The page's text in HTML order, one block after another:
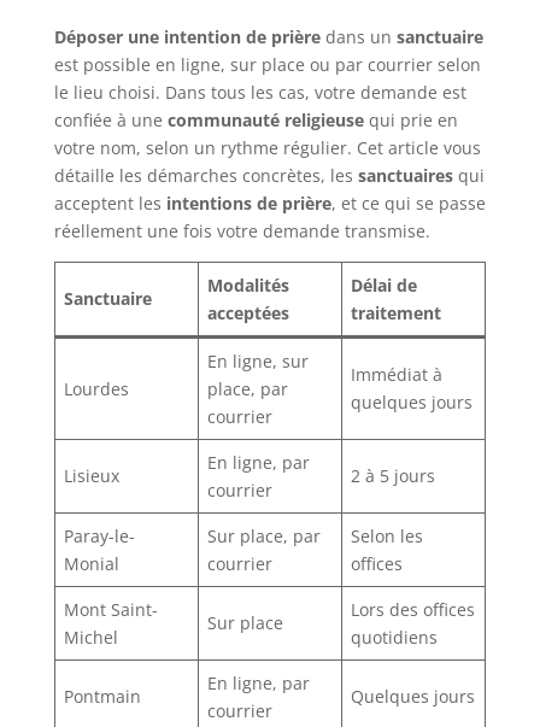
Déposer une intention de prièredans un sanctuaire
est possible en ligne, sur place ou par courrier selon
le lieu choisi. Dans tous les cas, votre demande est
confiée à une communauté religieusequi prie en
votre nom, selon un rythme régulier. Cet article vous
détaille les démarches concrètes, les sanctuairesqui
acceptent les intentions de prière, et ce qui se passe
réellement une fois votre demande transmise.
Sanctuaire
Modalités
acceptées
Délai de
traitement
Lourdes
En ligne, sur
place, par
courrier
Immédiat à
quelques jours
Lisieux
En ligne, par
courrier
2 à 5 jours
Paray-le-
Monial
Sur place, par
courrier
Selon les
offices
Mont Saint-
Michel
Sur place
Lors des offices
quotidiens
Pontmain
En ligne, par
courrier
Quelques jours